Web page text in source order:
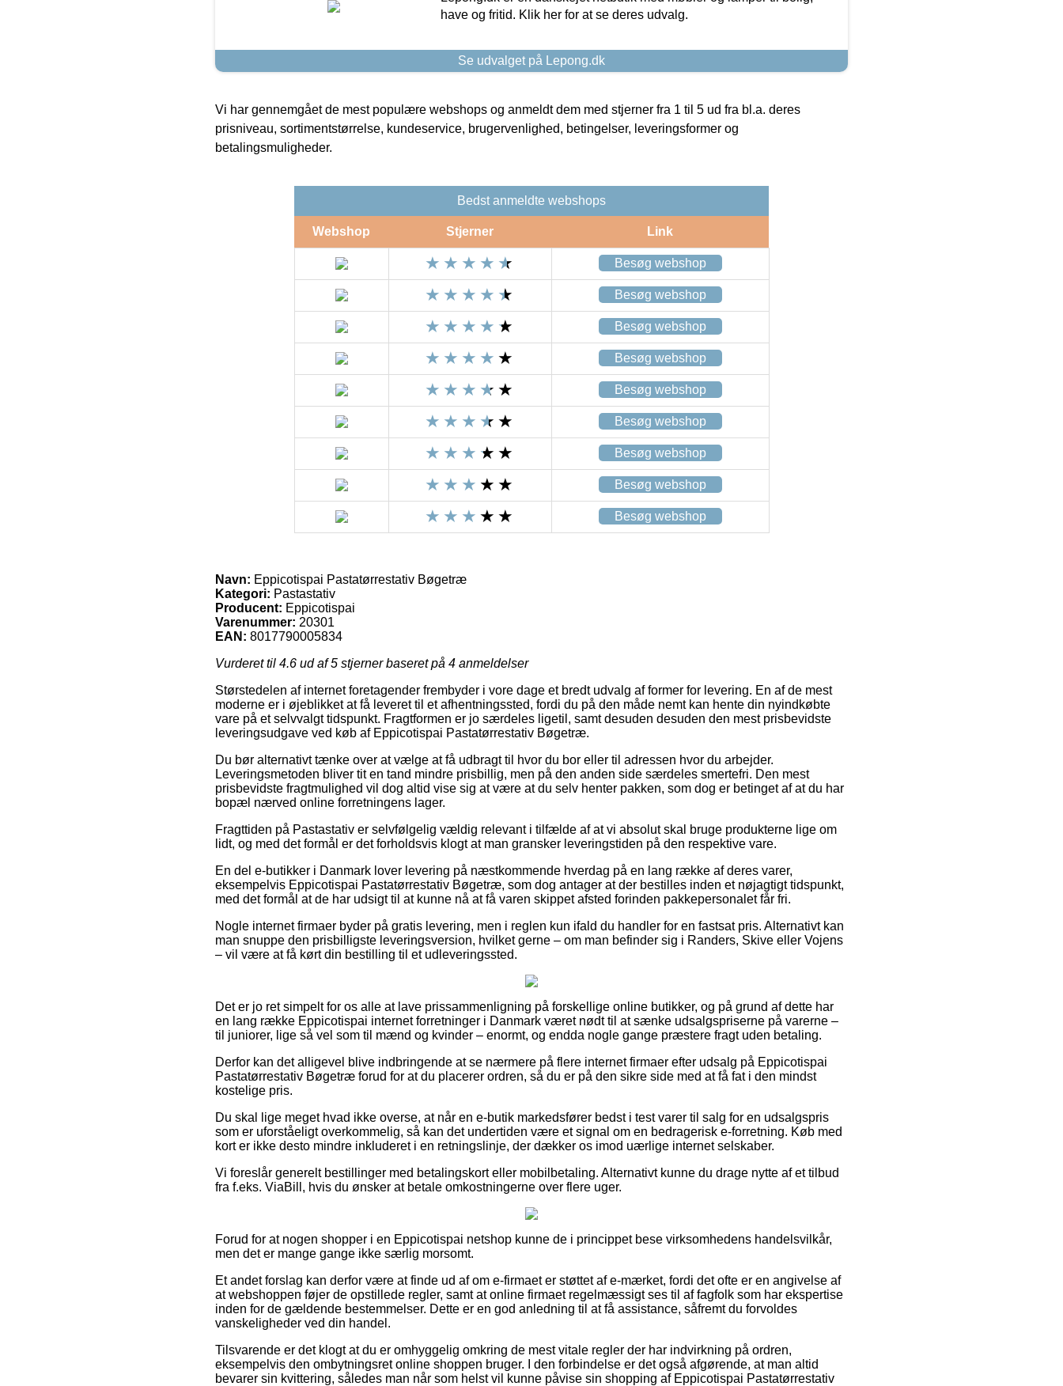
have og fritid. Klik her for at se deres udvalg.
Se udvalget på Lepong.dk
Vi har gennemgået de mest populære webshops og anmeldt dem med stjerner fra 1 til 5 ud fra bl.a. deres
prisniveau, sortimentstørrelse, kundeservice, brugervenlighed, betingelser, leveringsformer og
betalingsmuligheder.
Bedst anmeldte webshops
Webshop Stjerner Link
Besøg webshop
Besøg webshop
Besøg webshop
Besøg webshop
Besøg webshop
Besøg webshop
Besøg webshop
Besøg webshop
Besøg webshop
Navn: Eppicotispai Pastatørrestativ Bøgetræ
Kategori: Pastastativ
Producent: Eppicotispai
Varenummer: 20301
EAN: 8017790005834
Vurderet til 4.6 ud af 5 stjerner baseret på 4 anmeldelser
Størstedelen af internet foretagender frembyder i vore dage et bredt udvalg af former for levering. En af de mest
moderne er i øjeblikket at få leveret til et afhentningssted, fordi du på den måde nemt kan hente din nyindkøbte
vare på et selvvalgt tidspunkt. Fragtformen er jo særdeles ligetil, samt desuden desuden den mest prisbevidste
leveringsudgave ved køb af Eppicotispai Pastatørrestativ Bøgetræ.
Du bør alternativt tænke over at vælge at få udbragt til hvor du bor eller til adressen hvor du arbejder.
Leveringsmetoden bliver tit en tand mindre prisbillig, men på den anden side særdeles smertefri. Den mest
prisbevidste fragtmulighed vil dog altid vise sig at være at du selv henter pakken, som dog er betinget af at du har
bopæl nærved online forretningens lager.
Fragttiden på Pastastativ er selvfølgelig vældig relevant i tilfælde af at vi absolut skal bruge produkterne lige om
lidt, og med det formål er det forholdsvis klogt at man gransker leveringstiden på den respektive vare.
En del e-butikker i Danmark lover levering på næstkommende hverdag på en lang række af deres varer,
eksempelvis Eppicotispai Pastatørrestativ Bøgetræ, som dog antager at der bestilles inden et nøjagtigt tidspunkt,
med det formål at de har udsigt til at kunne nå at få varen skippet afsted forinden pakkepersonalet får fri.
Nogle internet firmaer byder på gratis levering, men i reglen kun ifald du handler for en fastsat pris. Alternativt kan
man snuppe den prisbilligste leveringsversion, hvilket gerne – om man befinder sig i Randers, Skive eller Vojens
– vil være at få kørt din bestilling til et udleveringssted.
Det er jo ret simpelt for os alle at lave prissammenligning på forskellige online butikker, og på grund af dette har
en lang række Eppicotispai internet forretninger i Danmark været nødt til at sænke udsalgspriserne på varerne –
til juniorer, lige så vel som til mænd og kvinder – enormt, og endda nogle gange præstere fragt uden betaling.
Derfor kan det alligevel blive indbringende at se nærmere på flere internet firmaer efter udsalg på Eppicotispai
Pastatørrestativ Bøgetræ forud for at du placerer ordren, så du er på den sikre side med at få fat i den mindst
kostelige pris.
Du skal lige meget hvad ikke overse, at når en e-butik markedsfører bedst i test varer til salg for en udsalgspris
som er uforståeligt overkommelig, så kan det undertiden være et signal om en bedragerisk e-forretning. Køb med
kort er ikke desto mindre inkluderet i en retningslinje, der dækker os imod uærlige internet selskaber.
Vi foreslår generelt bestillinger med betalingskort eller mobilbetaling. Alternativt kunne du drage nytte af et tilbud
fra f.eks. ViaBill, hvis du ønsker at betale omkostningerne over flere uger.
Forud for at nogen shopper i en Eppicotispai netshop kunne de i princippet bese virksomhedens handelsvilkår,
men det er mange gange ikke særlig morsomt.
Et andet forslag kan derfor være at finde ud af om e-firmaet er støttet af e-mærket, fordi det ofte er en angivelse af
at webshoppen føjer de opstillede regler, samt at online firmaet regelmæssigt ses til af fagfolk som har ekspertise
inden for de gældende bestemmelser. Dette er en god anledning til at få assistance, såfremt du forvoldes
vanskeligheder ved din handel.
Tilsvarende er det klogt at du er omhyggelig omkring de mest vitale regler der har indvirkning på ordren,
eksempelvis den ombytningsret online shoppen bruger. I den forbindelse er det også afgørende, at man altid
bevarer sin kvittering, således man når som helst vil kunne påvise sin shopping af Eppicotispai Pastatørrestativ